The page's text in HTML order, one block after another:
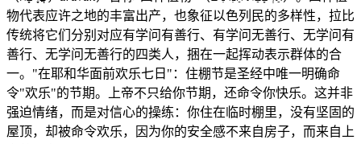
物代表应许之地的丰富出产，也象征以色列民的多样性，拉比
传统将它们分别对应有学问有善行、有学问无善行、无学问有
善行、无学问无善行的四类人，捆在一起挥动表示群体的合
一。"在耶和华面前欢乐七日"：住棚节是圣经中唯一明确命
令"欢乐"的节期。上帝不只给你节期，还命令你快乐。这并非
强迫情绪，而是对信心的操练：你住在临时棚里，没有坚固的
屋顶，却被命令欢乐，因为你的安全感不来自房子，而来自上